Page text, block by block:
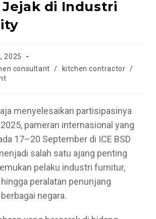
di Industri
2025
consultant / kitchen contractor /
menyelesaikan partisipasinya
pameran internasional yang
17–20 September di ICE BSD
salah satu ajang penting
pelaku industri furnitur,
peralatan penunjang
negara.